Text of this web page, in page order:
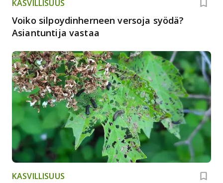
KASVILLISUUS
Voiko silpoydinherneen versoja syödä?
Asiantuntija vastaa
KASVILLISUUS